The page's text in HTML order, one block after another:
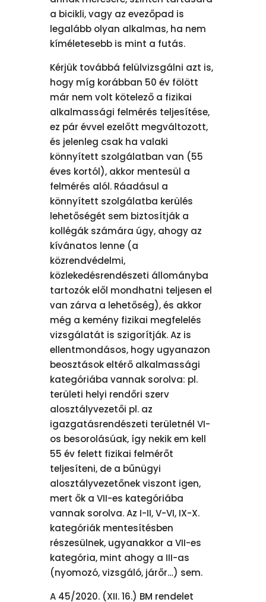
a bicikli, vagy az evezőpad is
legalább olyan alkalmas, ha nem
kíméletesebb is mint a futás.
Kérjük továbbá felülvizsgálni azt is,
hogy míg korábban 50 év fölött
már nem volt kötelező a fizikai
alkalmassági felmérés teljesítése,
ez pár évvel ezelőtt megváltozott,
és jelenleg csak ha valaki
könnyített szolgálatban van (55
éves kortól), akkor mentesül a
felmérés alól. Ráadásul a
könnyített szolgálatba kerülés
lehetőségét sem biztosítják a
kollégák számára úgy, ahogy az
kívánatos lenne (a
közrendvédelmi,
közlekedésrendészeti állományba
tartozók elől mondhatni teljesen el
van zárva a lehetőség), és akkor
még a kemény fizikai megfelelés
vizsgálatát is szigorítják. Az is
ellentmondásos, hogy ugyanazon
beosztások eltérő alkalmassági
kategóriába vannak sorolva: pl.
területi helyi rendőri szerv
alosztályvezetői pl. az
igazgatásrendészeti területnél VI-
os besorolásúak, így nekik em kell
55 év felett fizikai felmérőt
teljesíteni, de a bűnügyi
alosztályvezetőnek viszont igen,
mert ők a VII-es kategóriába
vannak sorolva. Az I-II, V-VI, IX-X.
kategóriák mentesítésben
részesülnek, ugyanakkor a VII-es
kategória, mint ahogy a III-as
(nyomozó, vizsgáló, járőr…) sem.
A 45/2020. (XII. 16.) BM rendelet